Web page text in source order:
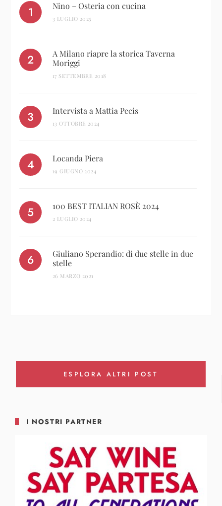
Nino – Osteria con cucina
3 LUGLIO 2025
A Milano riapre la storica Taverna
Moriggi
17 SETTEMBRE 2018
Intervista a Mattia Pecis
13 OTTOBRE 2024
Locanda Piera
19 GIUGNO 2024
100 BEST ITALIAN ROSÈ 2024
2 LUGLIO 2024
Giuliano Sperandio: di due stelle in due
stelle
26 MARZO 2021
ESPLORA ALTRI POST
I NOSTRI PARTNER